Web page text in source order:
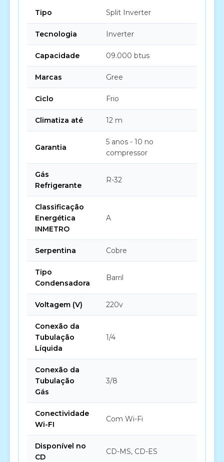
Tipo Split Inverter
Tecnologia Inverter
Capacidade 09.000 btus
Marcas Gree
Ciclo Frio
Climatiza até 12 m
Garantia
5 anos - 10 no
compressor
Gás
Refrigerante
R-32
Classificação
Energética
INMETRO
A
Serpentina Cobre
Tipo
Condensadora
Barril
Voltagem (V) 220v
Conexão da
Tubulação
Líquida
1/4
Conexão da
Tubulação
Gás
3/8
Conectividade
Wi-FI
Com Wi-Fi
Disponível no
CD
CD-MS, CD-ES